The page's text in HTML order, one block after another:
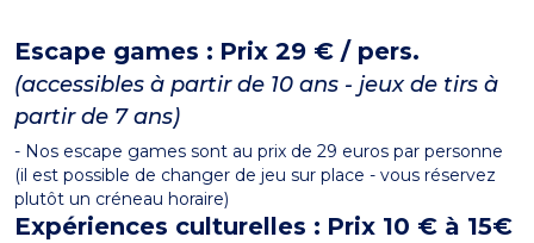
Escape games : Prix 29 € / pers.
(accessibles à partir de 10 ans - jeux de tirs à
partir de 7 ans)
- Nos escape games sont au prix de 29 euros par personne
(il est possible de changer de jeu sur place - vous réservez
plutôt un créneau horaire)
Expériences culturelles : Prix 10 € à 15€